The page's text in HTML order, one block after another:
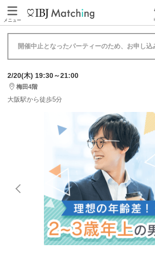
メニュー
開催中止となったパーティーのため、お申し込
2/20(木) 19:30～21:00
梅田4階
大阪駅から徒歩5分